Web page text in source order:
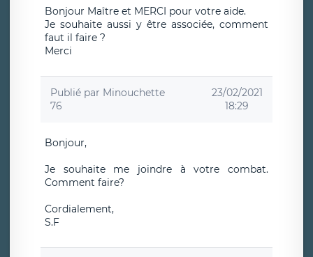
Bonjour Maître et MERCI pour votre aide.
Je souhaite aussi y être associée, comment
faut il faire ?
Merci
Publié par Minouchette
76
23/02/2021
18:29
Bonjour,
Je souhaite me joindre à votre combat.
Comment faire?
Cordialement,
S.F